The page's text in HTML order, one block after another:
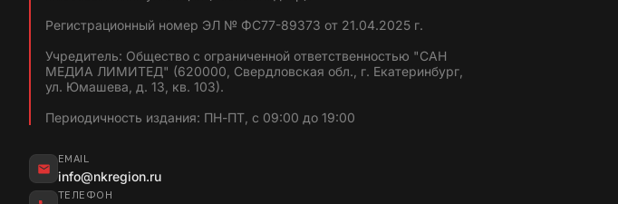
Регистрационный номер ЭЛ № ФС77-89373 от 21.04.2025 г.
Учредитель: Общество с ограниченной ответственностью "САН
МЕДИА ЛИМИТЕД" (620000, Свердловская обл., г. Екатеринбург,
ул. Юмашева, д. 13, кв. 103).
Периодичность издания: ПН-ПТ, с 09:00 до 19:00
EMAIL
info@nkregion.ru
ТЕЛЕФОН